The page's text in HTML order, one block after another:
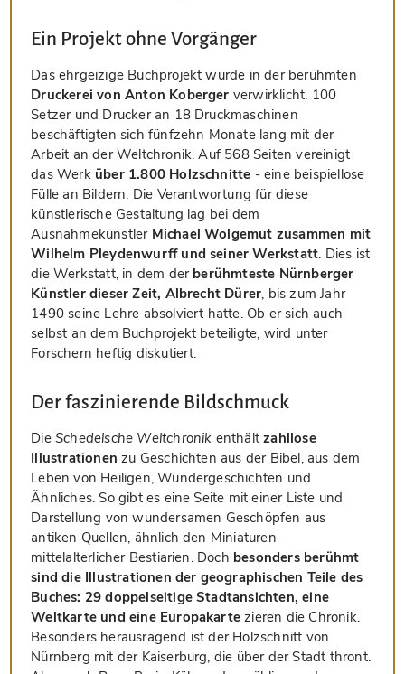
Ein Projekt ohne Vorgänger
Das ehrgeizige Buchprojekt wurde in der berühmten
Druckerei von Anton Koberger verwirklicht. 100
Setzer und Drucker an 18 Druckmaschinen
beschäftigten sich fünfzehn Monate lang mit der
Arbeit an der Weltchronik. Auf 568 Seiten vereinigt
das Werk über 1.800 Holzschnitte - eine beispiellose
Fülle an Bildern. Die Verantwortung für diese
künstlerische Gestaltung lag bei dem
Ausnahmekünstler Michael Wolgemut zusammen mit
Wilhelm Pleydenwurff und seiner Werkstatt. Dies ist
die Werkstatt, in dem der berühmteste Nürnberger
Künstler dieser Zeit, Albrecht Dürer, bis zum Jahr
1490 seine Lehre absolviert hatte. Ob er sich auch
selbst an dem Buchprojekt beteiligte, wird unter
Forschern heftig diskutiert.
Der faszinierende Bildschmuck
DieSchedelsche Weltchronik enthältzahllose
Illustrationen zu Geschichten aus der Bibel, aus dem
Leben von Heiligen, Wundergeschichten und
Ähnliches. So gibt es eine Seite mit einer Liste und
Darstellung von wundersamen Geschöpfen aus
antiken Quellen, ähnlich den Miniaturen
mittelalterlicher Bestiarien. Doch besonders berühmt
sind die Illustrationen der geographischen Teile des
Buches: 29 doppelseitige Stadtansichten, eine
Weltkarte und eine Europakarte zieren die Chronik.
Besonders herausragend ist der Holzschnitt von
Nürnberg mit der Kaiserburg, die über der Stadt thront.